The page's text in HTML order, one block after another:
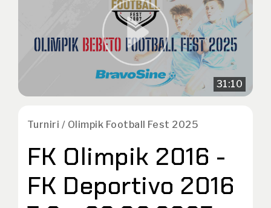
31:10
Turniri / Olimpik Football Fest 2025
FK Olimpik 2016 -
FK Deportivo 2016